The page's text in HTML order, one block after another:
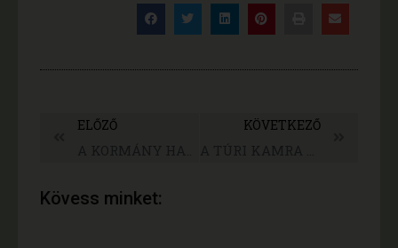
ELŐZŐ KÖVETKEZŐ
Kövess minket: